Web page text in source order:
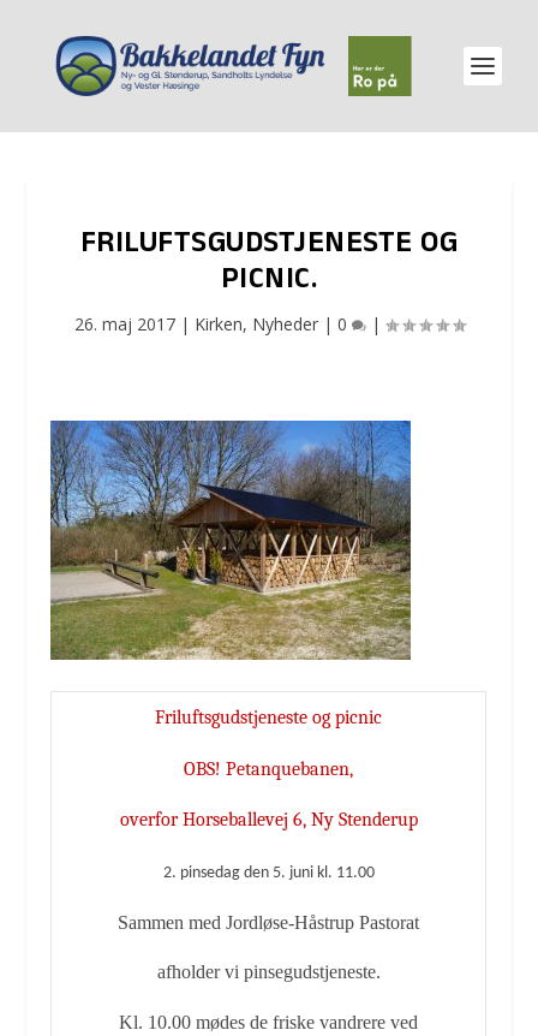
FRILUFTSGUDSTJENESTE OG
PICNIC.
26. maj 2017| Kirken, Nyheder| 0 |
Friluftsgudstjeneste og picnic
OBS! Petanquebanen,
overfor Horseballevej 6, Ny Stenderup
2. pinsedag den 5. juni kl. 11.00
Sammen med Jordløse-Håstrup Pastorat
afholder vi pinsegudstjeneste.
Kl. 10.00 mødes de friske vandrere ved